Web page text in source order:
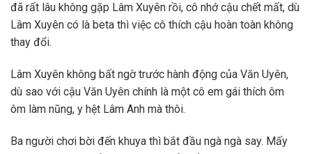
đã rất lâu không gặp Lâm Xuyên rồi, cô nhớ cậu chết mất, dù
Lâm Xuyên có là beta thì việc cô thích cậu hoàn toàn không
thay đổi.
Lâm Xuyên không bất ngờ trước hành động của Văn Uyên,
dù sao với cậu Văn Uyên chính là một cô em gái thích ôm
ôm làm nũng, y hệt Lâm Anh mà thôi.
Ba người chơi bời đến khuya thì bắt đầu ngà ngà say. Mấy